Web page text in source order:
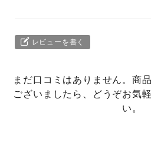
レビューを書く
まだ口コミはありません。商
ございましたら、どうぞお気
い。